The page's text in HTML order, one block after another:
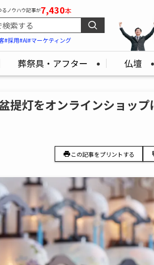
ノウハウ記事が7,430本
#採用#AI#マーケティング
葬祭具・アフター 仏壇
提灯をオンラインショッ
この記事をプリントする